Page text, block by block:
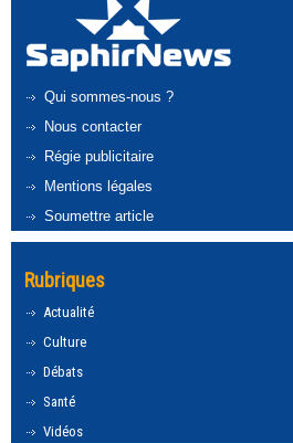
Qui sommes-nous ?
Nous contacter
Régie publicitaire
Mentions légales
Soumettre article
Rubriques
Actualité
Culture
Débats
Santé
Vidéos